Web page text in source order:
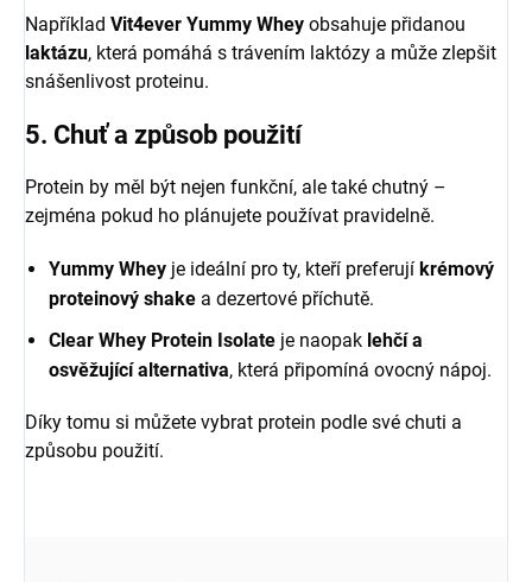
Například Vit4ever Yummy Whey obsahuje přidanou
laktázu, která pomáhá s trávením laktózy a může zlepšit
snášenlivost proteinu.
5. Chuť a způsob použití
Protein by měl být nejen funkční, ale také chutný –
zejména pokud ho plánujete používat pravidelně.
Yummy Whey je ideální pro ty, kteří preferují krémový
proteinový shake a dezertové příchutě.
Clear Whey Protein Isolate je naopak lehčí a
osvěžující alternativa, která připomíná ovocný nápoj.
Díky tomu si můžete vybrat protein podle své chuti a
způsobu použití.